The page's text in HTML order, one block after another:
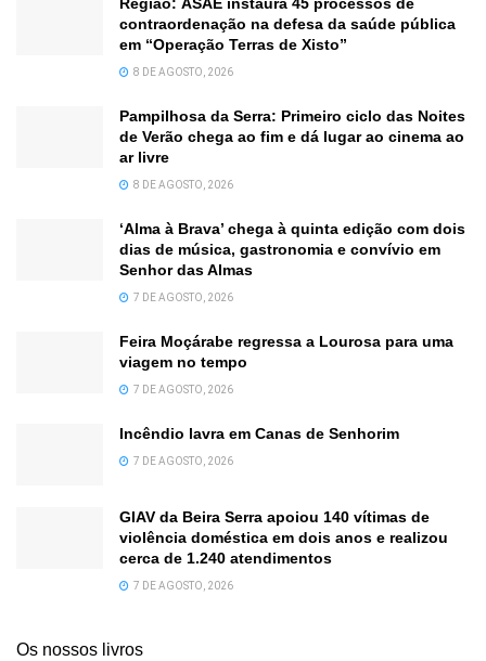
contraordenação na defesa da saúde pública
em “Operação Terras de Xisto”
8 DE AGOSTO, 2026
Pampilhosa da Serra: Primeiro ciclo das Noites
de Verão chega ao fim e dá lugar ao cinema ao
ar livre
8 DE AGOSTO, 2026
‘Alma à Brava’ chega à quinta edição com dois
dias de música, gastronomia e convívio em
Senhor das Almas
7 DE AGOSTO, 2026
Feira Moçárabe regressa a Lourosa para uma
viagem no tempo
7 DE AGOSTO, 2026
Incêndio lavra em Canas de Senhorim
7 DE AGOSTO, 2026
GIAV da Beira Serra apoiou 140 vítimas de
violência doméstica em dois anos e realizou
cerca de 1.240 atendimentos
7 DE AGOSTO, 2026
Os nossos livros